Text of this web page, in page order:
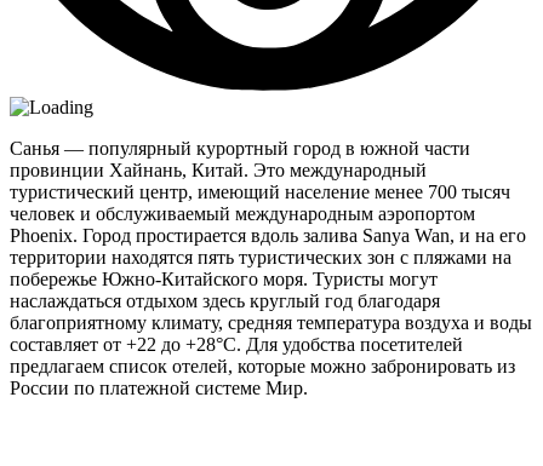
Санья — популярный курортный город в южной части
провинции Хайнань, Китай. Это международный
туристический центр, имеющий население менее 700 тысяч
человек и обслуживаемый международным аэропортом
Phoenix. Город простирается вдоль залива Sanya Wan, и на его
территории находятся пять туристических зон с пляжами на
побережье Южно-Китайского моря. Туристы могут
наслаждаться отдыхом здесь круглый год благодаря
благоприятному климату, средняя температура воздуха и воды
составляет от +22 до +28°C. Для удобства посетителей
предлагаем список отелей, которые можно забронировать из
России по платежной системе Мир.